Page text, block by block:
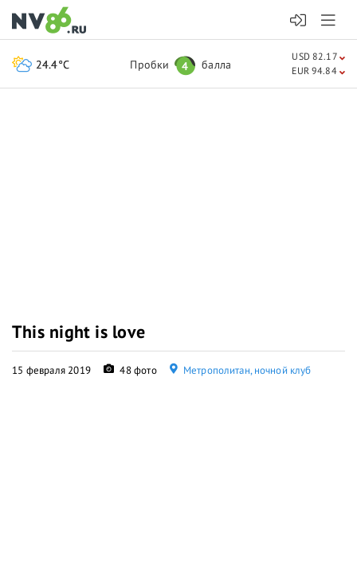
This night is love
15 февраля 2019 48 фото Метрополитан, ночной клуб
24.4°C Пробки 4 балла
USD 82.17
EUR 94.84